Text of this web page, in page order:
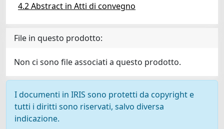
4.2 Abstract in Atti di convegno
File in questo prodotto:
Non ci sono file associati a questo prodotto.
I documenti in IRIS sono protetti da copyright e
tutti i diritti sono riservati, salvo diversa
indicazione.